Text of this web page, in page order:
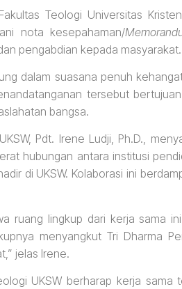
Teologi Universitas
nota kesepahaman/
pengabdian kepada masyarakat.
dalam suasana penuh
tersebut
bangsa.
Pdt. Irene Ludji, Ph.D.,
hubungan antara institusi
di UKSW. Kolaborasi ini
ruang lingkup dari kerja sama
menyangkut Tri Dharma
jelas Irene.
UKSW berharap kerja